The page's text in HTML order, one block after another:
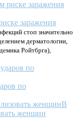
заражения
стоп значительно
дерматологии,
Ройтбрга),
по
В
женщин